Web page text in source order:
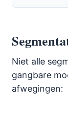
Niet alle
gangbare
afwegingen: